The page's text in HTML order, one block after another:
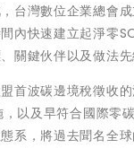
台灣數位企業總會
內快速建立起淨零
鍵伙伴以及做法
首波碳邊境稅徵收
以及早符合國際零
系，將過去聞名全